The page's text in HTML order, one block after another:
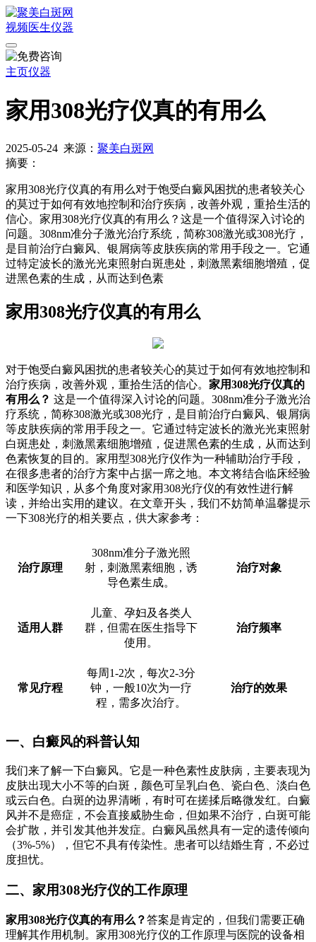
视频医生仪器
主页仪器
家用308光疗仪真的有用么
2025-05-24 来源： 聚美白斑网
摘要：
家用308光疗仪真的有用么对于饱受白癜风困扰的患者较关心
的莫过于如何有效地控制和治疗疾病，改善外观，重拾生活的
信心。家用308光疗仪真的有用么？这是一个值得深入讨论的
问题。308nm准分子激光治疗系统，简称308激光或308光疗，
是目前治疗白癜风、银屑病等皮肤疾病的常用手段之一。它通
过特定波长的激光光束照射白斑患处，刺激黑素细胞增殖，促
进黑色素的生成，从而达到色素
家用308光疗仪真的有用么
对于饱受白癜风困扰的患者较关心的莫过于如何有效地控制和
治疗疾病，改善外观，重拾生活的信心。 家用308光疗仪真的
有用么？ 这是一个值得深入讨论的问题。308nm准分子激光治
疗系统，简称308激光或308光疗，是目前治疗白癜风、银屑病
等皮肤疾病的常用手段之一。它通过特定波长的激光光束照射
白斑患处，刺激黑素细胞增殖，促进黑色素的生成，从而达到
色素恢复的目的。家用型308光疗仪作为一种辅助治疗手段，
在很多患者的治疗方案中占据一席之地。本文将结合临床经验
和医学知识，从多个角度对家用308光疗仪的有效性进行解
读，并给出实用的建议。在文章开头，我们不妨简单温馨提示
一下308光疗的相关要点，供大家参考：
治疗原理
308nm准分子激光照
射，刺激黑素细胞，诱
导色素生成。
治疗对象
适用人群
儿童、孕妇及各类人
群，但需在医生指导下
使用。
治疗频率
常见疗程
每周1-2次，每次2-3分
钟，一般10次为一疗
程，需多次治疗。
治疗的效果
一、白癜风的科普认知
我们来了解一下白癜风。它是一种色素性皮肤病，主要表现为
皮肤出现大小不等的白斑，颜色可呈乳白色、瓷白色、淡白色
或云白色。白斑的边界清晰，有时可在搓揉后略微发红。白癜
风并不是癌症，不会直接威胁生命，但如果不治疗，白斑可能
会扩散，并引发其他并发症。白癜风虽然具有一定的遗传倾向
（3%-5%），但它不具有传染性。患者可以结婚生育，不必过
度担忧。
二、家用308光疗仪的工作原理
家用308光疗仪真的有用么？答案是肯定的，但我们需要正确
理解其作用机制。家用308光疗仪的工作原理与医院的设备相